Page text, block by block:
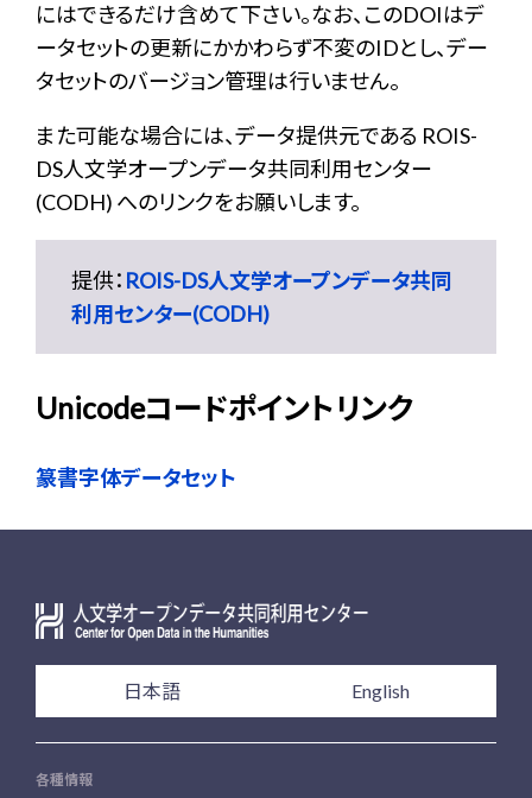
にはできるだけ含めて下さい。なお、このDOIはデ
ータセットの更新にかかわらず不変のIDとし、デー
タセットのバージョン管理は行いません。
また可能な場合には、データ提供元である ROIS-
DS人文学オープンデータ共同利用センター
(CODH) へのリンクをお願いします。
提供： ROIS-DS人文学オープンデータ共同
利用センター(CODH)
Unicodeコードポイントリンク
篆書字体データセット
日本語 English
各種情報